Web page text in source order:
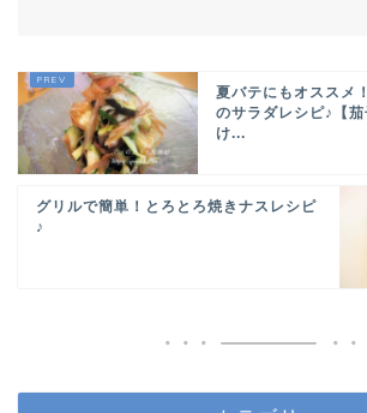
夏バテにもオススメ
のサラダレシピ♪【
け...
グリルで簡単！とろとろ焼きナスレシピ
♪